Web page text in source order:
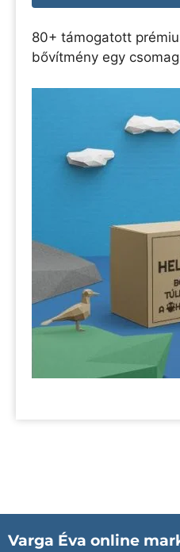
80+ támogatott
bővítmény egy
Varga Éva online